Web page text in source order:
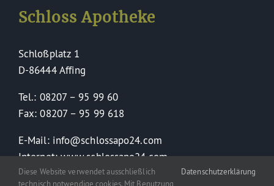
Schloss Apotheke
Schloßplatz 1
D-86444 Affing
Tel.: 08207 – 95 99 60
Fax: 08207 – 95 99 618
E-Mail: info@schlossapo24.com
Internet: www.schlossapo24.com
Diese Website verwendet ausschließlich
technisch notwendige cookies. Mit Benutzung
Datenschutzerklärung